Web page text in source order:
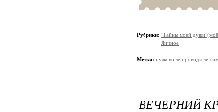
Рубрики: "Тайны моей души"(моё
Личное
Метки: пулково проводы
ВЕЧЕРНИЙ